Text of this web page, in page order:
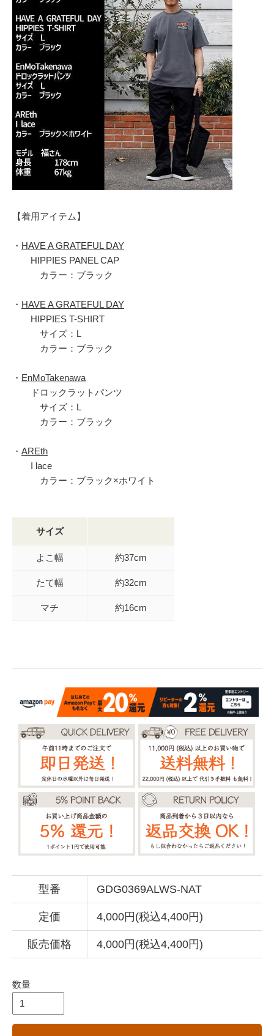
【着用アイテム】
・ HAVE A GRATEFUL DAY
HIPPIES PANEL CAP
カラー：ブラック
・ HAVE A GRATEFUL DAY
HIPPIES T-SHIRT
サイズ：L
カラー：ブラック
・ EnMoTakenawa
ドロックラットパンツ
サイズ：L
カラー：ブラック
・ AREth
I lace
カラー：ブラック×ホワイト
サイズ
よこ幅 約37cm
たて幅 約32cm
マチ 約16cm
型番 GDG0369ALWS-NAT
定価 4,000円(税込4,400円)
販売価格 4,000円(税込4,400円)
数量